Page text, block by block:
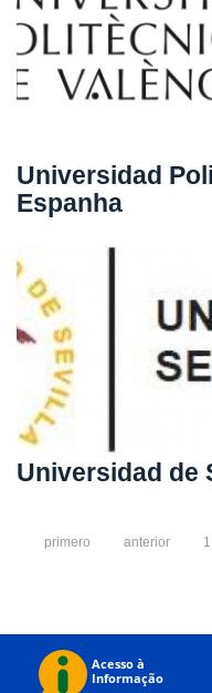
Universidad
Espanha
Universidad de
primero anterior 1